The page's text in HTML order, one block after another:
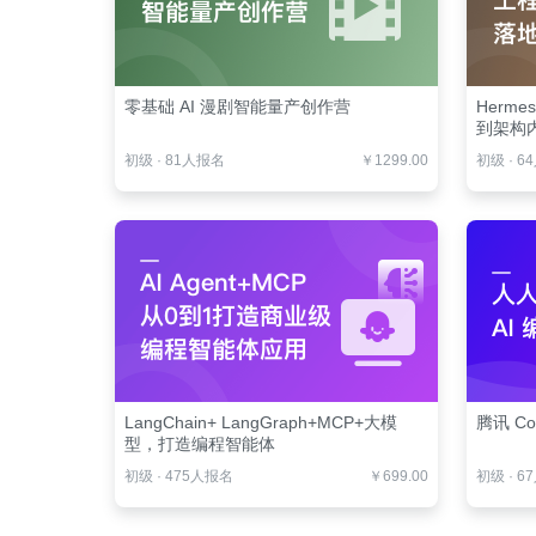
零基础 AI 漫剧智能量产创作营
初级 · 81人报名 ￥1299.00
到架构
初级 · 64
LangChain+ LangGraph+MCP+大模
型，打造编程智能体
初级 · 475人报名 ￥699.00
腾讯
初级 · 67